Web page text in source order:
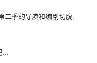
二季的导演和编剧切腹